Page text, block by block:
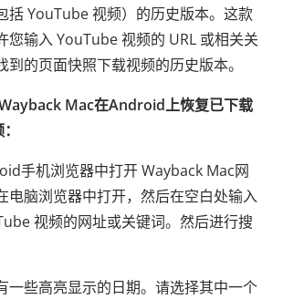
括 YouTube 视频）的历史版本。这款
您输入 YouTube 视频的 URL 或相关关
到的页面快照下载视频的历史版本。
Mac在Android上恢复已下载
手机浏览器中打开 Wayback Mac网
电脑浏览器中打开，然后在空白处输入
视频的网址或关键词。然后进行搜
一些高亮显示的日期。请选择其中一个